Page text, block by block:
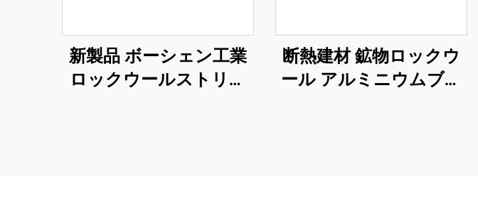
新製品 ボーシェン工業
ロックウールストリッ
断熱建材 鉱物ロックウ
ール アルミニウムブラ